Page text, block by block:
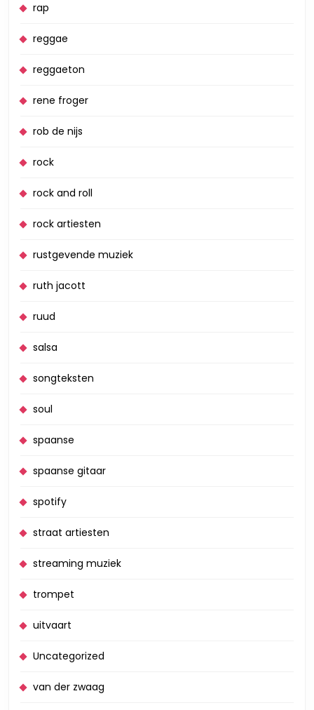
rap
reggae
reggaeton
rene froger
rob de nijs
rock
rock and roll
rock artiesten
rustgevende muziek
ruth jacott
ruud
salsa
songteksten
soul
spaanse
spaanse gitaar
spotify
straat artiesten
streaming muziek
trompet
uitvaart
Uncategorized
van der zwaag